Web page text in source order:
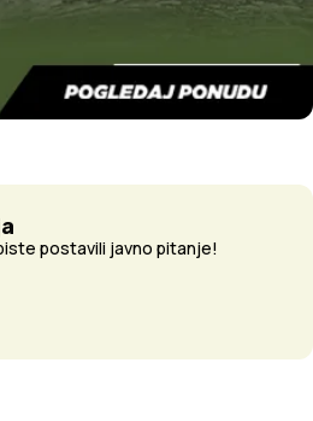
postavili javno pitanje!